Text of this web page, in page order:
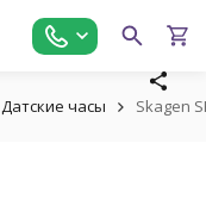
Датские часы Skagen